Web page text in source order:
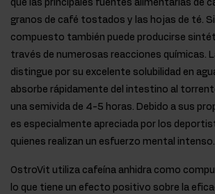
que las principales fuentes alimentarias de
granos de café tostados y las hojas de té.
compuesto también puede producirse
través de numerosas reacciones químicas.
distingue por su excelente solubilidad en
absorbe rápidamente del intestino al
una semivida de 4-5 horas. Debido a sus
es especialmente apreciada por los
quienes realizan un esfuerzo mental intenso.
OstroVit utiliza cafeína anhidra como
lo que tiene un efecto positivo sobre la